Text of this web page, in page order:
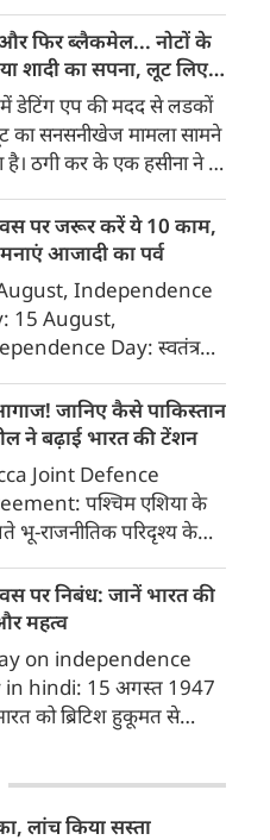
अधिकारी को पाकिस्तानी
एजेंसी (ISI) की महिला
के मोहपाश (हनीट्रैप) में फंसकर
सैन्य जानकारी साझा करने
में पुलिस ने गिरफ्तार किया
और फिर ब्लैकमेल... नोटों के
शादी का सपना, लूट लिए 6
डेटिंग एप की मदद से लडकों
का सनसनीखेज मामला सामने
ठगी कर के एक हसीना ने 6
फिर धमकी देकर
करना। इसके लिए बहुत
तरीके से ये हसीना लोगों को
में फंसाती थी।
पर जरूर करें ये 10 काम,
आजादी का पर्व
Independence
15 August,
Day: स्वतंत्रता
नहीं, बल्कि उन शहीदों को
और उनके बलिदान का
करने का दिन है, जिन्होंने हमें
दी। इस दिन को सार्थक
के लिए हमें कुछ खास कार्य
करने चाहिए, जिससे हमारे
की भावना और भी
हो सके।
जानिए कैसे पाकिस्तान
ने बढ़ाई भारत की टेंशन
Joint Defence
पश्चिम एशिया के
भू-राजनीतिक परिदृश्य के
एक ऐतिहासिक और
'मक्का संयुक्त रक्षा
(Mecca Joint
Agreement) पर
किए हैं।
पर निबंध: जानें भारत की
महत्व
on independence
in hindi: 15 अगस्त 1947
को ब्रिटिश हुकूमत से
स्वतंत्रता का उल्लास लेकर
जख्म और दर्द का भी सामना
लांच किया सस्ता